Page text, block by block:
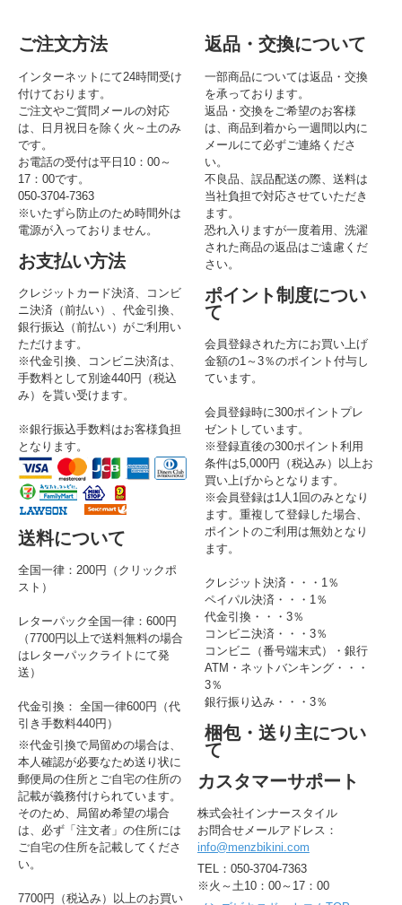
ご注文方法
インターネットにて24時間受け
付けております。
ご注文やご質問メールの対応
は、日月祝日を除く火～土のみ
です。
お電話の受付は平日10：00～
17：00です。
050-3704-7363
※いたずら防止のため時間外は
電源が入っておりません。
お支払い方法
クレジットカード決済、コンビ
ニ決済（前払い）、代金引換、
銀行振込（前払い）がご利用い
ただけます。
※代金引換、コンビニ決済は、
手数料として別途440円（税込
み）を貰い受けます。
※銀行振込手数料はお客様負担
となります。
送料について
全国一律：200円（クリックポ
スト）
レターパック全国一律：600円
（7700円以上で送料無料の場合
はレターパックライトにて発
送）
代金引換： 全国一律600円（代
引き手数料440円）
※代金引換で局留めの場合は、
本人確認が必要なため送り状に
郵便局の住所とご自宅の住所の
記載が義務付けられています。
そのため、局留め希望の場合
は、必ず「注文者」の住所には
ご自宅の住所を記載してくださ
い。
7700円（税込み）以上のお買い
返品・交換について
一部商品については返品・交換
を承っております。
返品・交換をご希望のお客様
は、商品到着から一週間以内に
メールにて必ずご連絡くださ
い。
不良品、誤品配送の際、送料は
当社負担で対応させていただき
ます。
恐れ入りますが一度着用、洗濯
された商品の返品はご遠慮くだ
さい。
ポイント制度につい
て
会員登録された方にお買い上げ
金額の1～3％のポイント付与し
ています。
会員登録時に300ポイントプレ
ゼントしています。
※登録直後の300ポイント利用
条件は5,000円（税込み）以上お
買い上げからとなります。
※会員登録は1人1回のみとなり
ます。重複して登録した場合、
ポイントのご利用は無効となり
ます。
クレジット決済・・・1％
ペイパル決済・・・1％
代金引換・・・3％
コンビニ決済・・・3％
コンビニ（番号端末式）・銀行
ATM・ネットバンキング・・・
3％
銀行振り込み・・・3％
梱包・送り主につい
て
カスタマーサポート
株式会社インナースタイル
お問合せメールアドレス：
info@menzbikini.com
TEL：050-3704-7363
※火～土10：00～17：00